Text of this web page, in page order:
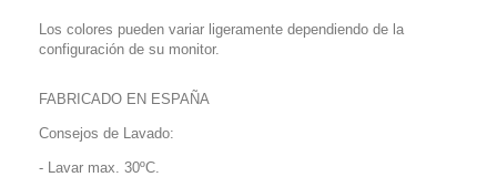
Los colores pueden variar ligeramente dependiendo de la
configuración de su monitor.
FABRICADO EN ESPAÑA
Consejos de Lavado:
- Lavar max. 30ºC.